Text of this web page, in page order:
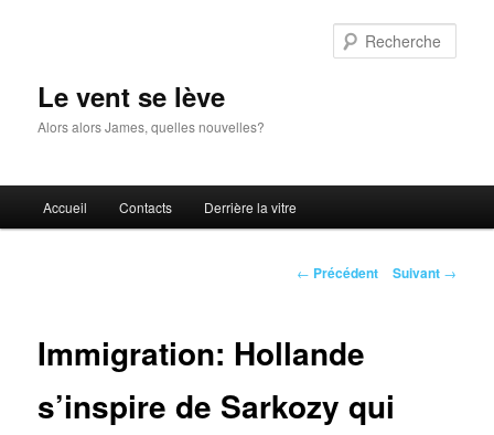
Le vent se lève
Alors alors James, quelles nouvelles?
principal
Accueil Contacts Derrière la vitre
Navigation
← Précédent Suivant →
Immigration: Hollande
s’inspire de Sarkozy qui